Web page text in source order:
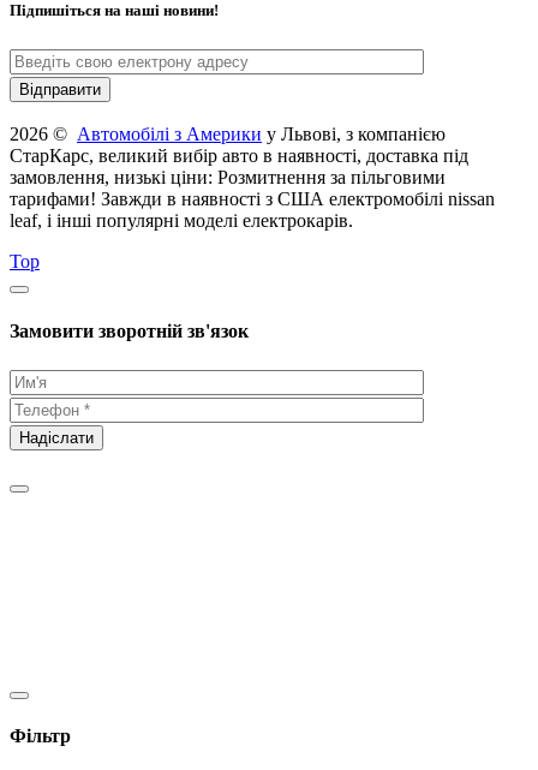
Підпишіться на наші новини!
2026 © Автомобілі з Америки у Львові, з компанією
СтарКарс, великий вибір авто в наявності, доставка під
замовлення, низькі ціни: Розмитнення за пільговими
тарифами! Завжди в наявності з США електромобілі nissan
leaf, і інші популярні моделі електрокарів.
Top
Замовити зворотній зв'язок
Фільтр